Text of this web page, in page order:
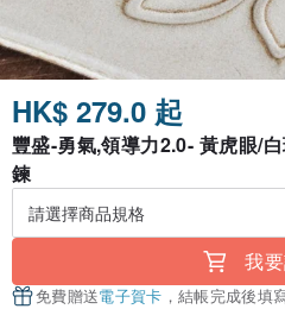
HK$ 279.0 起
豐盛-勇氣,領導力2.0- 黃虎眼/
鍊
我
免費贈送電子賀卡 ，結帳完成後填